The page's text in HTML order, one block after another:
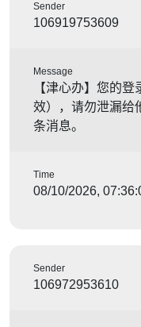
Sender
106919753609
Message
【津心办】您的
效），请勿泄漏给
条消息。
Time
08/10/2026,
Sender
106972953610